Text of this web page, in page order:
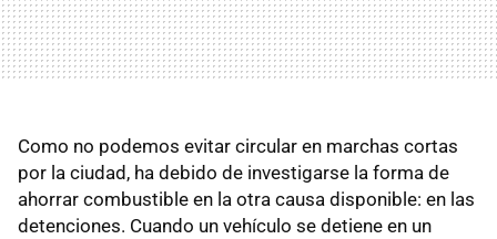
Como no podemos evitar circular en marchas cortas
por la ciudad, ha debido de investigarse la forma de
ahorrar combustible en la otra causa disponible: en las
detenciones. Cuando un vehículo se detiene en un